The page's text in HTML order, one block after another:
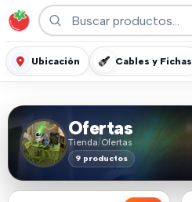
Ubicación Cables y Fichas
Ofertas
Tienda/Ofertas
9 productos